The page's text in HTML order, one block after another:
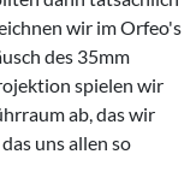
wir im Orfeo's
des 35mm
spielen wir
ab, das wir
uns allen so